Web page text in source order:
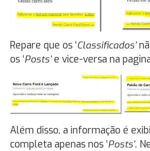
Repare que os ‘Classificados’
os ‘Posts’e vice-versa na
Além disso, a informação é
completa apenas nos ‘Posts’.